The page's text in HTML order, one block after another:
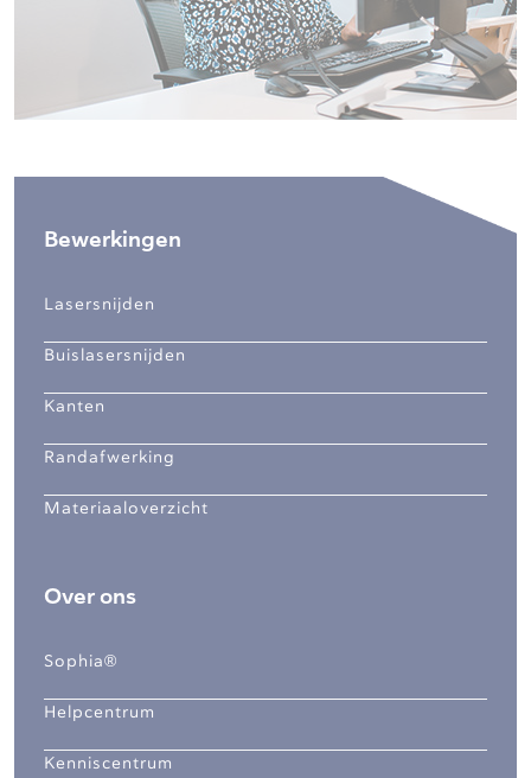
Bewerkingen
Lasersnijden
Buislasersnijden
Kanten
Randafwerking
Materiaaloverzicht
Over ons
Sophia®
Helpcentrum
Kenniscentrum